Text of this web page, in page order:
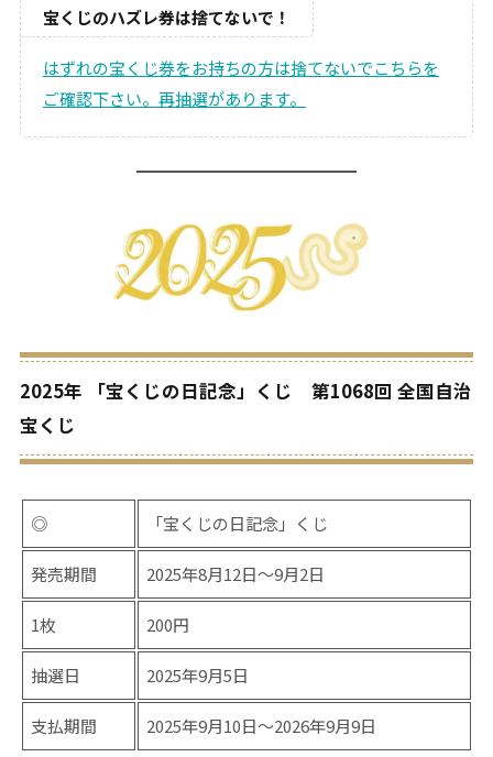
宝くじのハズレ券は捨てないで！
はずれの宝くじ券をお持ちの方は捨てないでこちらを
ご確認下さい。再抽選があります。
2025年 「宝くじの日記念」くじ 第1068回 全国自治
宝くじ
◎ 「宝くじの日記念」くじ
発売期間 2025年8月12日〜9月2日
1枚 200円
抽選日 2025年9月5日
支払期間 2025年9月10日〜2026年9月9日